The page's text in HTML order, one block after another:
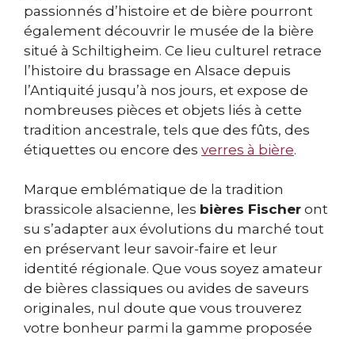
passionnés d’histoire et de bière pourront
également découvrir le musée de la bière
situé à Schiltigheim. Ce lieu culturel retrace
l’histoire du brassage en Alsace depuis
l’Antiquité jusqu’à nos jours, et expose de
nombreuses pièces et objets liés à cette
tradition ancestrale, tels que des fûts, des
étiquettes ou encore des verres à bière.
Marque emblématique de la tradition
brassicole alsacienne, les bières Fischer ont
su s’adapter aux évolutions du marché tout
en préservant leur savoir-faire et leur
identité régionale. Que vous soyez amateur
de bières classiques ou avides de saveurs
originales, nul doute que vous trouverez
votre bonheur parmi la gamme proposée